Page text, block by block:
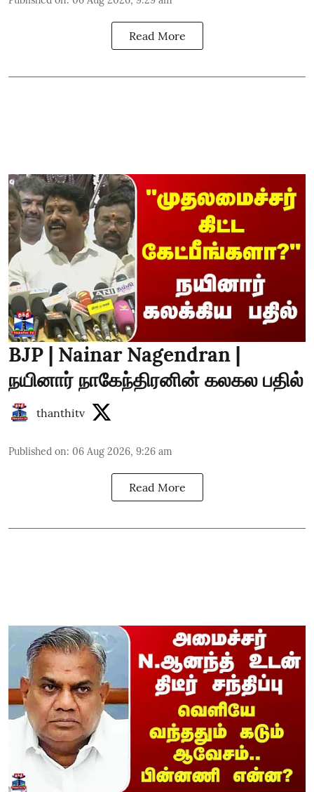
Read More
BJP | Nainar Nagendran |
நயினார் நாகேந்திரனின் கலகல பதில்
thanthitv
Published on: 06 Aug 2026, 9:26 am
Read More